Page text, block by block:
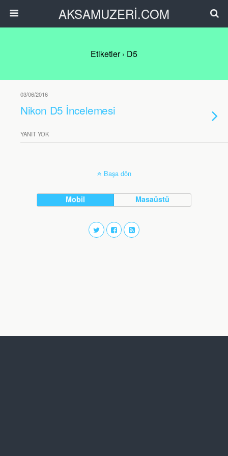
AKSAMUZERİ.COM
Etiketler › D5
03/06/2016
Nikon D5 İncelemesi
YANIT YOK
Başa dön
Mobil Masaüstü